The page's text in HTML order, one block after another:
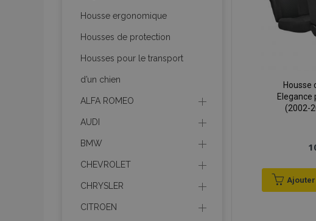
Housse
Elegance
(2002-
Housse ergonomique
Housses de protection
Housses pour le transport
d’un chien
ALFA ROMEO
AUDI
BMW
CHEVROLET
CHRYSLER
CITROEN